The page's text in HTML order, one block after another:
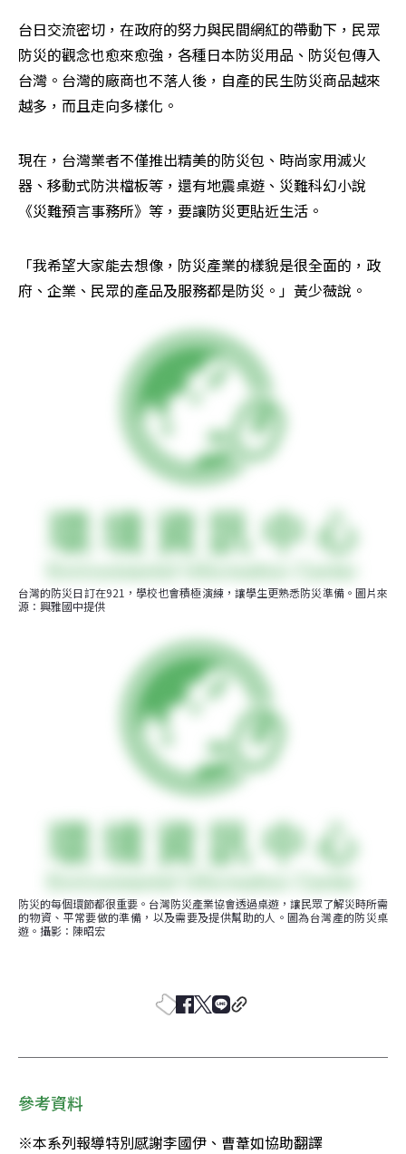
台日交流密切，在政府的努力與民間網紅的帶動下，民眾
防災的觀念也愈來愈強，各種日本防災用品、防災包傳入
台灣。台灣的廠商也不落人後，自產的民生防災商品越來
越多，而且走向多樣化。
現在，台灣業者不僅推出精美的防災包、時尚家用滅火
器、移動式防洪檔板等，還有地震桌遊、災難科幻小說
《災難預言事務所》等，要讓防災更貼近生活。
「我希望大家能去想像，防災產業的樣貌是很全面的，政
府、企業、民眾的產品及服務都是防災。」黃少薇說。
台灣的防災日訂在921，學校也會積極演練，讓學生更熟悉防災準備。圖片來
源：興雅國中提供
防災的每個環節都很重要。台灣防災產業協會透過桌遊，讓民眾了解災時所需
的物資、平常要做的準備，以及需要及提供幫助的人。圖為台灣產的防災桌
遊。攝影：陳昭宏
參考資料
※本系列報導特別感謝李國伊、曹葦如協助翻譯